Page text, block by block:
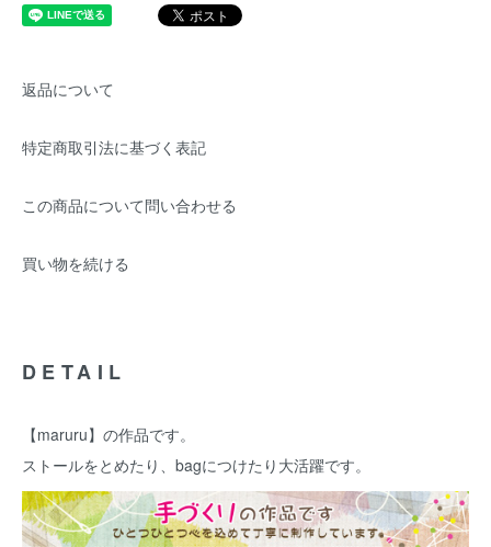
返品について
特定商取引法に基づく表記
この商品について問い合わせる
買い物を続ける
DETAIL
【maruru】の作品です。
ストールをとめたり、bagにつけたり大活躍です。